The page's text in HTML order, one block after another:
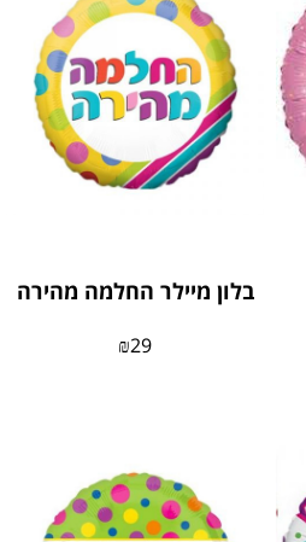
בלון מיילר החלמה מהירה
₪29